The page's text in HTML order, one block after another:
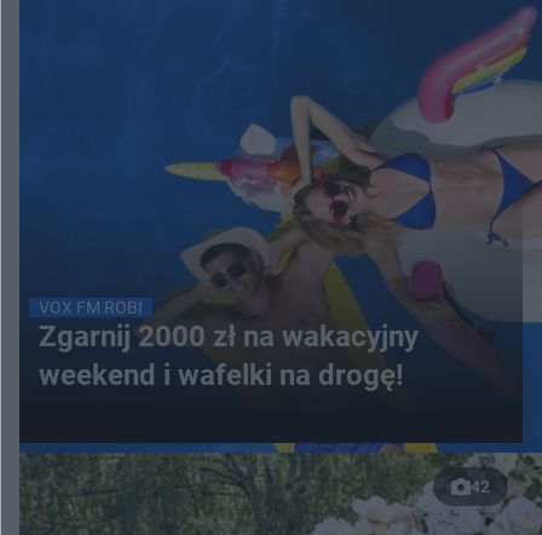
VOX FM ROBI
Zgarnij 2000 zł na wakacyjny
weekend i wafelki na drogę!
42